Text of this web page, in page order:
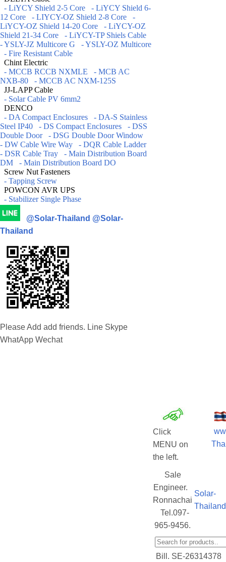
- LiYCY Shield 2-5 Core
- LiYCY Shield 6-
12 Core
- LIYCY-OZ Shield 2-8 Core
-
LiYCY-OZ Shield 14-20 Core
- LiYCY-OZ
Shield 21-34 Core
- LiYCY-TP Shiels Cable
- YSLY-JZ Multicore G
- YSLY-OZ Multicore
- Fire Resistant Cable
Chint Electric
- MCCB RCCB NXMLE
- MCB AC
NXB-80
- MCCB AC NXM-125S
JJ-LAPP Cable
- Solar Cable PV 6mm2
DENCO
- DA Compact Enclosures
- DA-S Stainless
Steel IP40
- DS Compact Enclosures
- DSS
Double Door
- DSG Double Door Window
- DW Cable Wire Way
- DQR Cable Ladder
- DSR Cable Tray
- Main Distribution Board
DM
- Main Distribution Board DO
Screw Nut Fasteners
- Tapping Screw
POWCON AVR UPS
- Stabilizer Single Phase
@Solar-Thailand @Solar-
Thailand
Please Add add friends. Line Skype
WhatApp Wechat
Click
MENU on
the left.
Sale
Engineer.
Ronnachai
Tel.097-
965-9456.
Solar-
Bill. SE-26314378